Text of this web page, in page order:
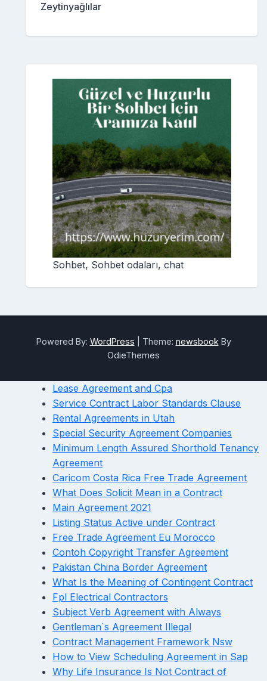
Zeytinyağlılar
Sohbet, Sohbet odaları, chat
Powered By: WordPress Theme: newsbook By
OdieThemes
Lease Agreement and Cpa
Service Contract Labor Standards Clause
Rental Agreements in Utah
Special Security Agreement Companies
Minimum Length Assured Shorthold Tenancy
Agreement
Caricom Costa Rica Free Trade Agreement
What Does Solicit Mean in a Contract
Main Agreement 2021
Listing Status Active under Contract
Free Trade Agreement Eu Morocco
Contoh Copyright Transfer Agreement
Pakistan China Border Agreement
What Is the Meaning of Contingent Contract
Fpl Electrical Contractors
Subject Verb Agreement with Always
Gentleman`s Agreement Illegal
Contract Management Framework Nsw
How to View Scheduling Agreement in Sap
Why Life Insurance Is Not Contract of